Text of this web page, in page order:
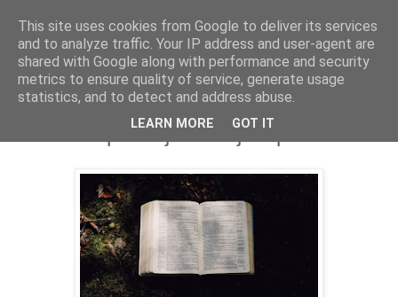
poniedziałek, listopada 27, 2017
Która interpretacja Biblii jest prawdziwa?
This site uses cookies from Google to deliver its services
and to analyze traffic. Your IP address and user-agent are
shared with Google along with performance and security
metrics to ensure quality of service, generate usage
statistics, and to detect and address abuse.
LEARN MORE GOT IT